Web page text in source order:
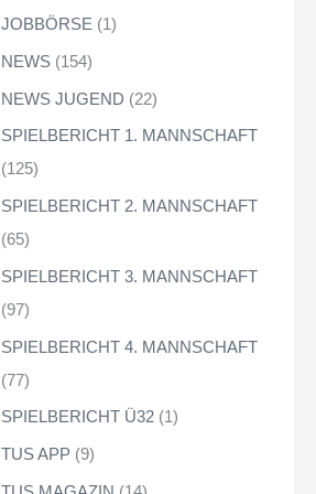
JOBBÖRSE (1)
NEWS (154)
NEWS JUGEND (22)
SPIELBERICHT 1. MANNSCHAFT
(125)
SPIELBERICHT 2. MANNSCHAFT
(65)
SPIELBERICHT 3. MANNSCHAFT
(97)
SPIELBERICHT 4. MANNSCHAFT
(77)
SPIELBERICHT Ü32 (1)
TUS APP (9)